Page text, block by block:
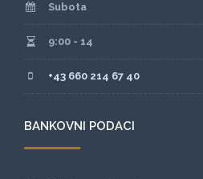
Subota
9:00 - 14
+43 660 214 67 40
BANKOVNI PODACI